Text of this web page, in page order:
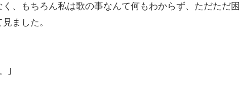
、もちろん私は歌の事なんて何もわからず、ただただ困
ました。
｣